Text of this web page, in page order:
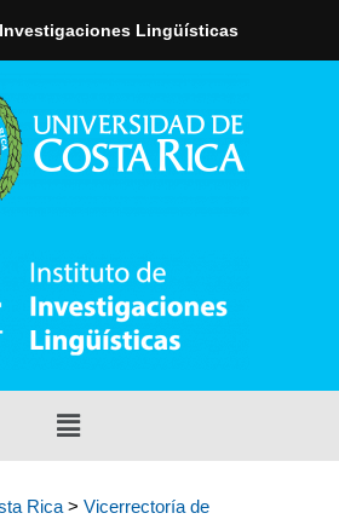
Rica> Vicerrectoría de
Lingüísticas